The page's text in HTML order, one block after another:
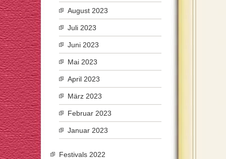
August 2023
Juli 2023
Juni 2023
Mai 2023
April 2023
März 2023
Februar 2023
Januar 2023
Festivals 2022